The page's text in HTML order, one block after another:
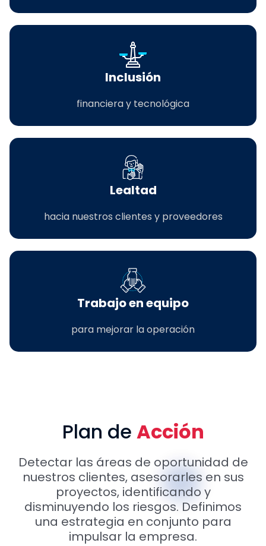
Inclusión
financiera y tecnológica
Lealtad
hacia nuestros clientes y proveedores
Trabajo en equipo
para mejorar la operación
Plan de Acción
Detectar las áreas de oportunidad de
nuestros clientes, asesorarles en sus
proyectos, identificando y
disminuyendo los riesgos. Definimos
una estrategia en conjunto para
impulsar la empresa.